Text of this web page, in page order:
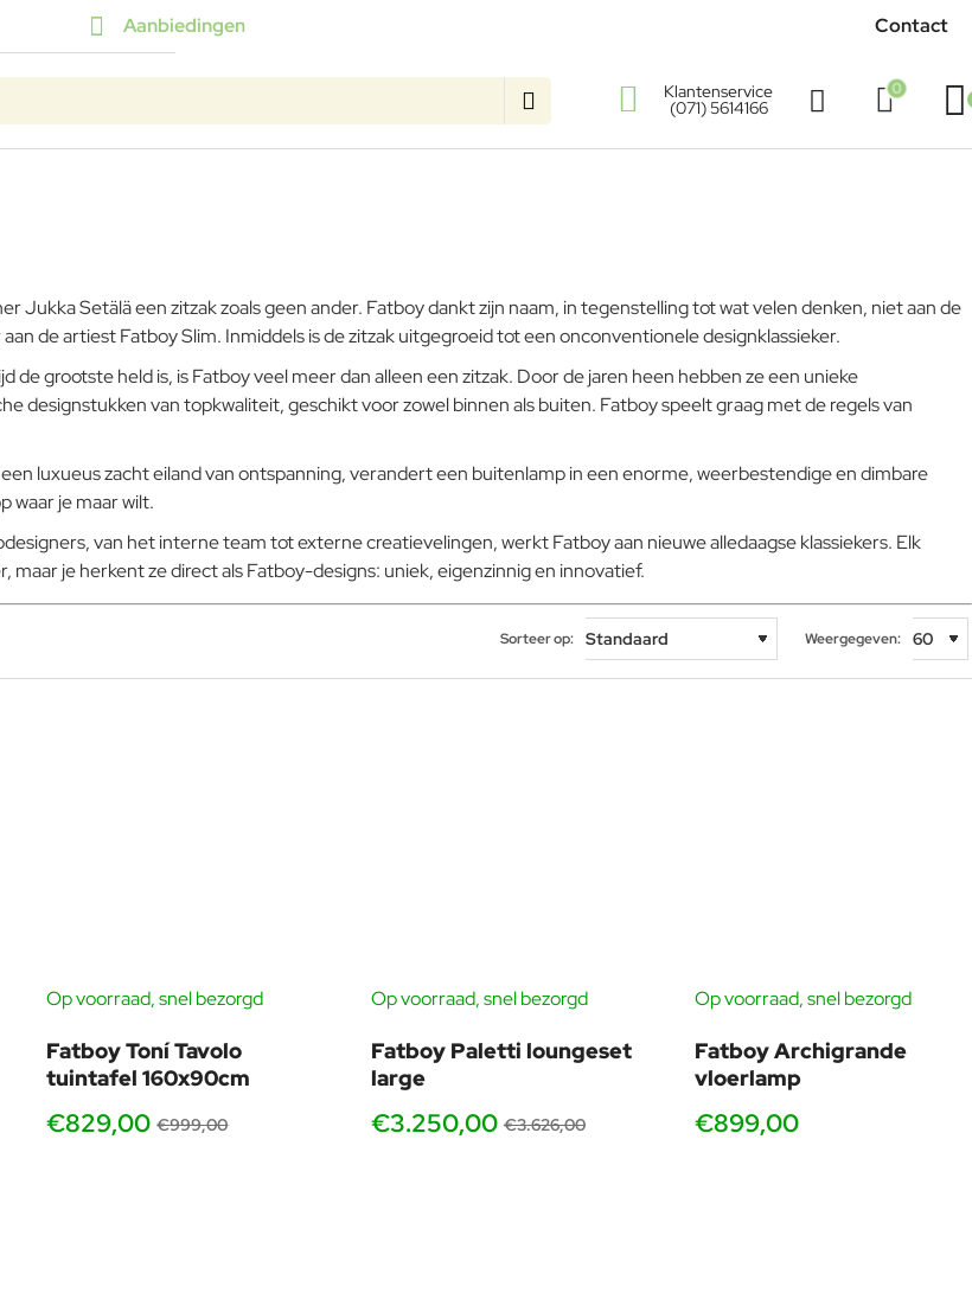
Aanbiedingen Contact
Klantenservice
(071) 5614166
0
Jukka Setälä een zitzak zoals geen ander. Fatboy dankt zijn naam, in tegenstelling tot wat velen denken, niet aan de
de artiest Fatboy Slim. Inmiddels is de zitzak uitgegroeid tot een onconventionele designklassieker.
de grootste held is, is Fatboy veel meer dan alleen een zitzak. Door de jaren heen hebben ze een unieke
designstukken van topkwaliteit, geschikt voor zowel binnen als buiten. Fatboy speelt graag met de regels van
luxueus zacht eiland van ontspanning, verandert een buitenlamp in een enorme, weerbestendige en dimbare
waar je maar wilt.
van het interne team tot externe creatievelingen, werkt Fatboy aan nieuwe alledaagse klassiekers. Elk
je herkent ze direct als Fatboy-designs: uniek, eigenzinnig en innovatief.
Sorteer op: Weergegeven:
Op voorraad, snel bezorgd
Fatboy Toní Tavolo
tuintafel 160x90cm
€829,00 €999,00
GRATIS HOEZEN
Op voorraad, snel bezorgd
Fatboy Paletti loungeset
large
€3.250,00 €3.626,00
Op voorraad, snel bezorgd
Fatboy Archigrande
vloerlamp
€899,00